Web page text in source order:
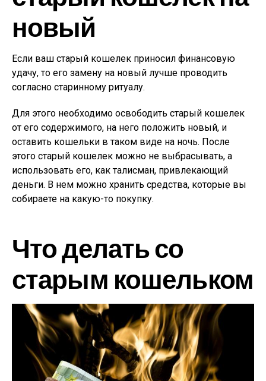
новый
Если ваш старый кошелек приносил финансовую
удачу, то его замену на новый лучше проводить
согласно старинному ритуалу.
Для этого необходимо освободить старый кошелек
от его содержимого, на него положить новый, и
оставить кошельки в таком виде на ночь. После
этого старый кошелек можно не выбрасывать, а
использовать его, как талисман, привлекающий
деньги. В нем можно хранить средства, которые вы
собираете на какую-то покупку.
Что делать со
старым кошельком